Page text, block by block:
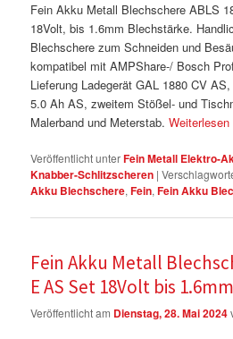
Fein Akku Metall Blechschere ABLS
18Volt, bis 1.6mm Blechstärke.
Blechschere zum Schneiden und
kompatibel mit AMPShare-/ Bosch
Lieferung Ladegerät GAL 1880 CV
5.0 Ah AS, zweitem Stößel- und
Malerband und Meterstab.Weiterlesen
Veröffentlicht unterFein Metall Elektro-
Knabber-Schlitzscheren |
Akku Blechschere,Fein,Fein Akku
Fein Akku Metall
E AS Set 18Volt bis 1.6mm
Veröffentlicht am Dienstag, 28. Mai 2024